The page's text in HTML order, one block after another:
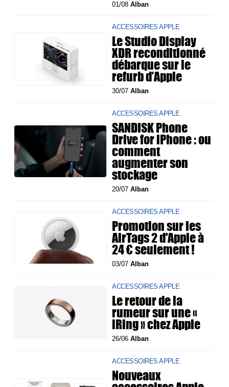
01/08Alban
ACCESSOIRES APPLE
Le Studio Display
XDR reconditionné
débarque sur le
refurb d’Apple
30/07Alban
ACCESSOIRES APPLE
SANDISK Phone
Drive for iPhone : ou
comment
augmenter son
stockage
20/07Alban
ACCESSOIRES APPLE
Promotion sur les
AirTags 2 d'Apple à
24 € seulement !
03/07Alban
ACCESSOIRES APPLE
Le retour de la
rumeur sur une «
iRing » chez Apple
26/06Alban
ACCESSOIRES APPLE
Nouveaux